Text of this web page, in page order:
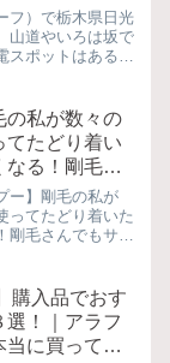
ット紹介＆実
フ）で栃木県日光
山道やいろは坂で
スポットはあるの
の私が数々の
てたどり着い
なる！剛毛さ
なるシャンプ
効果あり
ー】剛毛の私が
ってたどり着いた
剛毛さんでもサラ
購入品でおす
選！｜アラフ
当に買ってよ